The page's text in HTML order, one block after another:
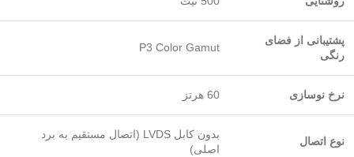
پشتیبانی از فضای
رنگی
P3 Color Gamut
نرخ نوسازی 60 هرتز
نوع اتصال
بدون کابل LVDS (اتصال مستقیم به برد
اصلی)